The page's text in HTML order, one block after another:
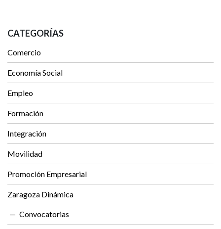
CATEGORÍAS
Comercio
Economía Social
Empleo
Formación
Integración
Movilidad
Promoción Empresarial
Zaragoza Dinámica
Convocatorias